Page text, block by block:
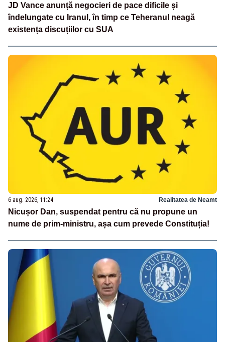
JD Vance anunță negocieri de pace dificile și
îndelungate cu Iranul, în timp ce Teheranul neagă
existența discuțiilor cu SUA
6 aug. 2026, 11:24 Realitatea de Neamt
Nicușor Dan, suspendat pentru că nu propune un
nume de prim-ministru, așa cum prevede Constituția!